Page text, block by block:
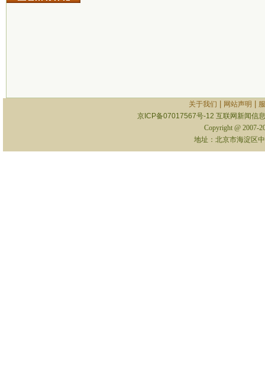
关于我们 网站声明
京ICP备07017567号-12 互联网新闻信
Copyright @ 2007-
地址：北京市海淀区